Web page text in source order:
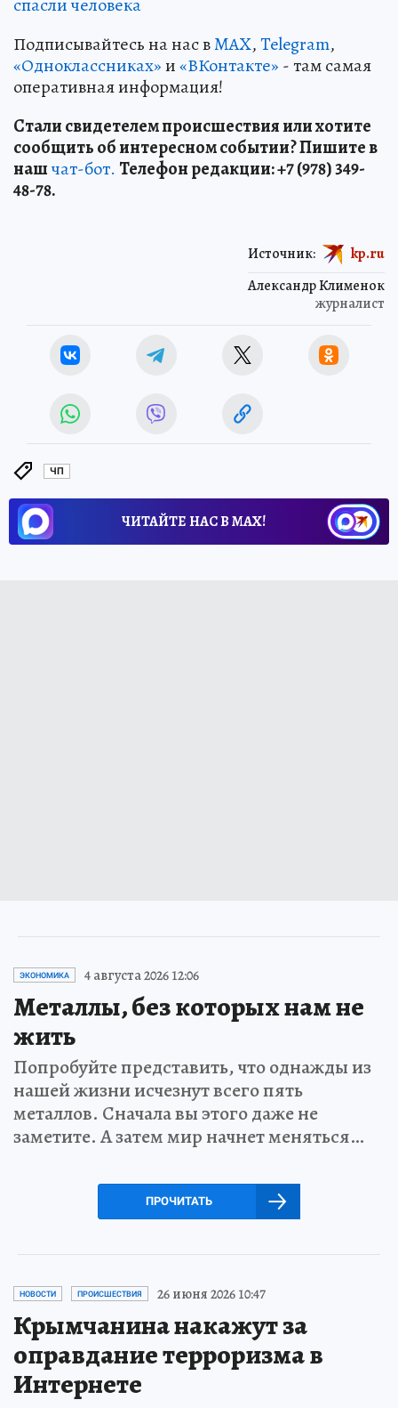
Подписывайтесь на нас вMAX,Telegram,
«Одноклассниках»и«ВКонтакте» - там самая
оперативная информация!
Стали свидетелем происшествия или хотите
сообщить об интересном событии? Пишите в
нашчат-бот. Телефон редакции: +7 (978) 349-
48-78.
Александр Клименок
журналист
Источник: kp.ru
ЧП
ЧИТАЙТЕ НАС В МАХ!
ЭКОНОМИКА 4 августа 2026 12:06
Металлы, без которых нам не
жить
Попробуйте представить, что однажды из
нашей жизни исчезнут всего пять
металлов. Сначала вы этого даже не
заметите. А затем мир начнет меняться…
ПРОЧИТАТЬ
НОВОСТИ ПРОИСШЕСТВИЯ 26 июня 2026 10:47
Крымчанина накажут за
оправдание терроризма в
Интернете